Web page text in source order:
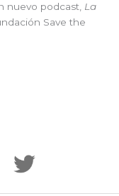
nuevo podcast, La
Save the